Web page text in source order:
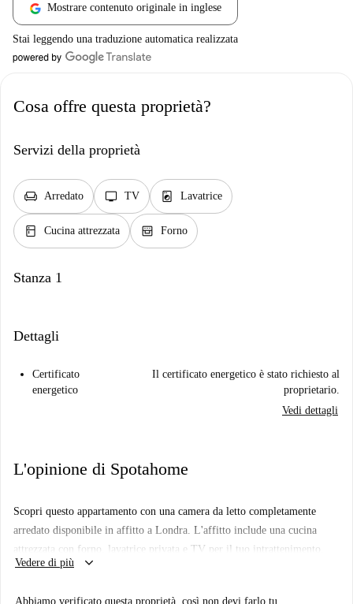
Mostrare contenuto originale in inglese
Stai leggendo una traduzione automatica realizzata
Cosa offre questa proprietà?
Servizi della proprietà
chair Arredato tv TV local_laundry_service Lavatrice
kitchen Cucina attrezzata oven_gen Forno
Stanza 1
Dettagli
Certificato
energetico
Il certificato energetico è stato richiesto al
proprietario.
Vedi dettagli
L'opinione di Spotahome
Scopri questo appartamento con una camera da letto completamente
arredato disponibile in affitto a Londra. L'affitto include una cucina
attrezzata con forno, lavatrice privata e TV per il tuo intrattenimento.
Tutte le utenze (elettricità, gas, acqua e Wi-Fi) sono incluse. Coppie,
Vedere di più keyboard_arrow_down
Abbiamo verificato questa proprietà, così non devi farlo tu.